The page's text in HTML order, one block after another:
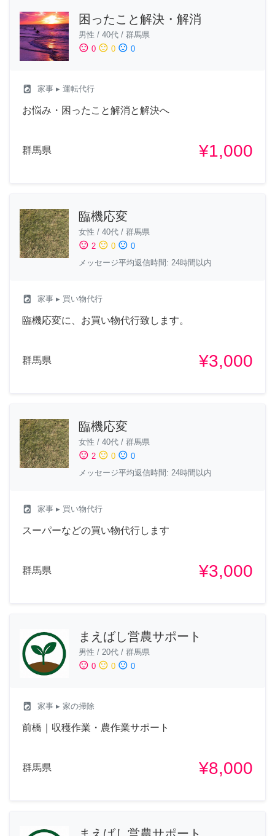
困ったこと解決・解消
男性 / 40代 / 群馬県
sentiment_satisfied 0 sentiment_neutral 0 sentiment_dissatisfied 0
local_laundry_service 家事 ▸ 運転代行
お悩み・困ったこと解消と解決へ
群馬県 ¥1,000
臨機応変
女性 / 40代 / 群馬県
sentiment_satisfied 2 sentiment_neutral 0 sentiment_dissatisfied 0
メッセージ平均返信時間: 24時間以内
local_laundry_service 家事 ▸ 買い物代行
臨機応変に、お買い物代行致します。
群馬県 ¥3,000
臨機応変
女性 / 40代 / 群馬県
sentiment_satisfied 2 sentiment_neutral 0 sentiment_dissatisfied 0
メッセージ平均返信時間: 24時間以内
local_laundry_service 家事 ▸ 買い物代行
スーパーなどの買い物代行します
群馬県 ¥3,000
まえばし営農サポート
男性 / 20代 / 群馬県
sentiment_satisfied 0 sentiment_neutral 0 sentiment_dissatisfied 0
local_laundry_service 家事 ▸ 家の掃除
前橋｜収穫作業・農作業サポート
群馬県 ¥8,000